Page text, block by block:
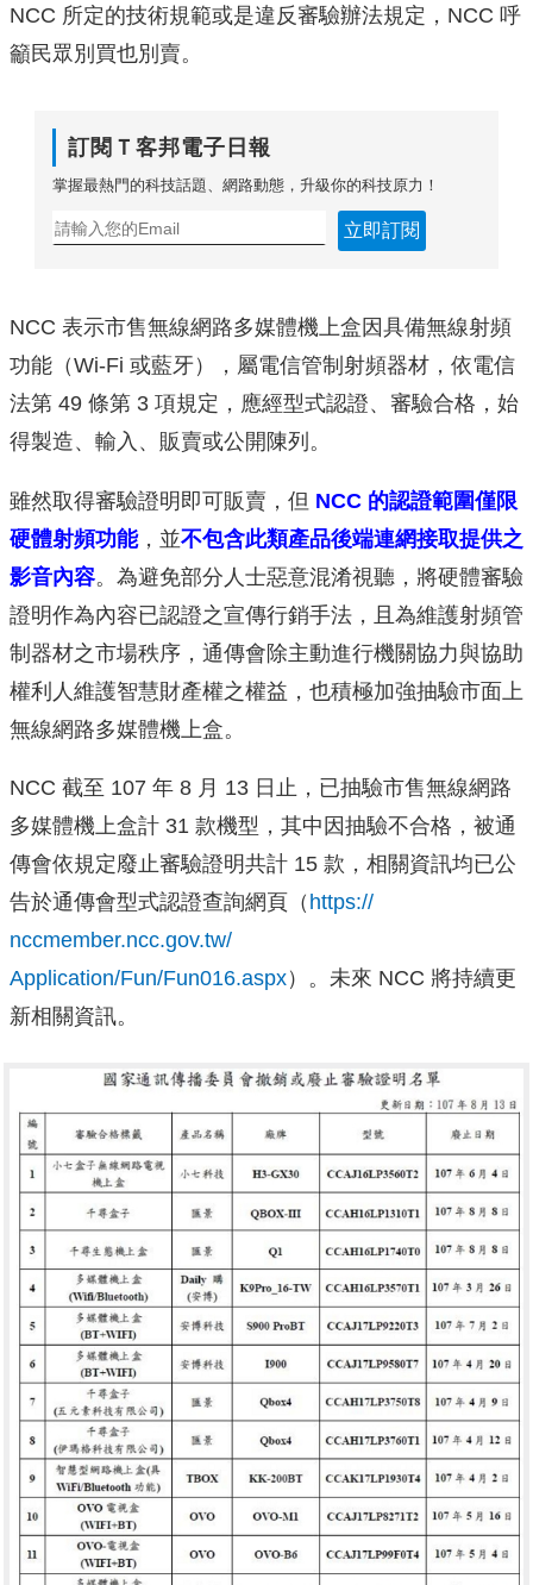
NCC 所定的技術規範或是違反審驗辦法規定，NCC 呼
籲民眾別買也別賣。
訂閱Ｔ客邦電子日報
掌握最熱門的科技話題、網路動態，升級你的科技原力！
立即訂閱
NCC 表示市售無線網路多媒體機上盒因具備無線射頻
功能（Wi-Fi 或藍牙），屬電信管制射頻器材，依電信
法第 49 條第 3 項規定，應經型式認證、審驗合格，始
得製造、輸入、 販賣或公開陳列。
雖然取得審驗證明即可販賣，但 NCC 的認證範圍僅限
硬體射頻功能，並不包含此類產品後端連網接取提供之
影音內容。為避免部分人士惡意混淆視聽，將硬體審驗
證明作為內容已認證之宣傳行銷手法，且為維護射頻管
制器材之市場秩序，通傳會除主動進行機關協力與協助
權利 人維護智慧財產權之權益，也積極加強抽驗市面上
無線網路多媒體機上盒。
NCC 截至 107 年 8 月 13 日止，已抽驗市售無線網路
多媒體機上盒計 31 款機型，其中因抽驗不合格，被通
傳會依規定廢止審驗證明共計 15 款，相關資訊均已公
告於通傳會型式認證查詢網頁（ https://
nccmember.ncc.gov.tw/
Application/Fun/Fun016.aspx）。未來 NCC 將持續更
新相關資訊。